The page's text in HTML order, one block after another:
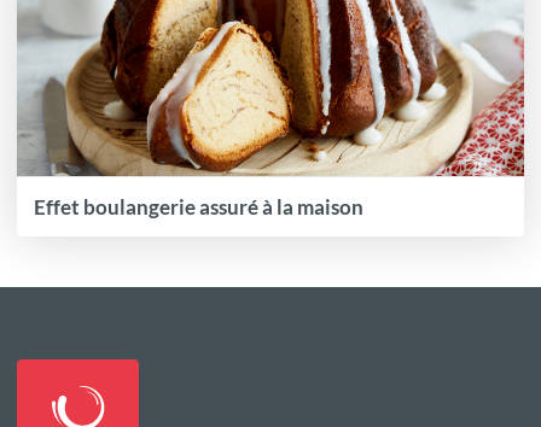
Effet boulangerie assuré à la maison